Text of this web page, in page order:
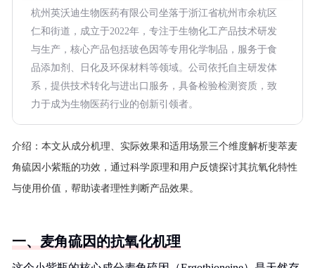
杭州英沃迪生物医药有限公司坐落于浙江省杭州市余杭区
仁和街道，成立于2022年，专注于生物化工产品技术研发
与生产，核心产品包括玻色因等专用化学制品，服务于食
品添加剂、日化及环保材料等领域。公司依托自主研发体
系，提供技术转化与进出口服务，具备检验检测资质，致
力于成为生物医药行业的创新引领者。
介绍： 本文从成分机理、实际效果和适用场景三个维度解析斐萃麦
角硫因小紫瓶的功效，通过科学原理和用户反馈探讨其抗氧化特性
与使用价值，帮助读者理性判断产品效果。
一、麦角硫因的抗氧化机理